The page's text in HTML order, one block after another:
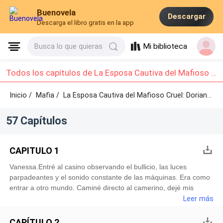
Buenovela
Descarga el libro gratis en la app
Descargar
Busca lo que quieras Mi biblioteca
Todos los capítulos de La Esposa Cautiva del Mafioso Cruel: Dorian Meissner.: Capítulo 1 - Capítulo 10
Inicio / Mafia/La Esposa Cautiva del Mafioso Cruel: Dorian Meissner. /
57 Capítulos
CAPITULO 1
Vanessa.Entré al casino observando el bullicio, las luces
parpadeantes y el sonido constante de las máquinas. Era como
entrar a otro mundo. Caminé directo al camerino, dejé mis
bolsos en un rincón, y me coloqué el delantal: el uniforme que
con rapidez, dejando mi cabello largo recogido en una cola alta.
Leer más